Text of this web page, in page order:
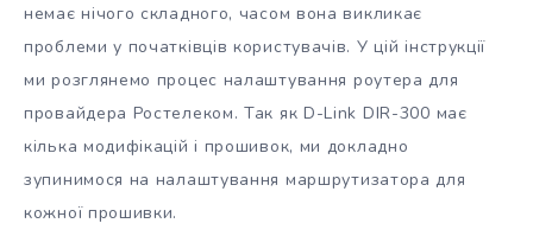
немає нічого складного, часом вона викликає
проблеми у початківців користувачів. У цій інструкції
ми розглянемо процес налаштування роутера для
провайдера Ростелеком. Так як D-Link DIR-300 має
кілька модифікацій і прошивок, ми докладно
зупинимося на налаштування маршрутизатора для
кожної прошивки.